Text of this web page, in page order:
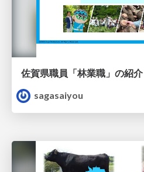
佐賀県職員「林業職」の紹介
sagasaiyou